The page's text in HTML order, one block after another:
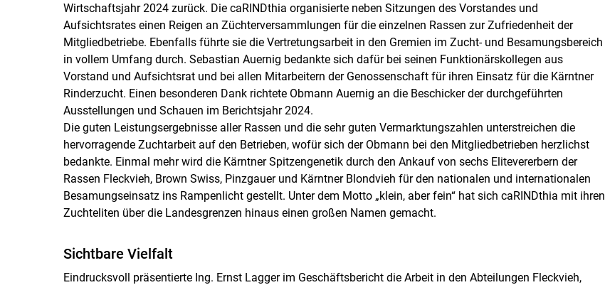
Wirtschaftsjahr 2024 zurück. Die caRINDthia organisierte neben Sitzungen des Vorstandes und
Aufsichtsrates einen Reigen an Züchterversammlungen für die einzelnen Rassen zur Zufriedenheit der
Mitgliedbetriebe. Ebenfalls führte sie die Vertretungsarbeit in den Gremien im Zucht- und Besamungsbereich
in vollem Umfang durch. Sebastian Auernig bedankte sich dafür bei seinen Funktionärskollegen aus
Vorstand und Aufsichtsrat und bei allen Mitarbeitern der Genossenschaft für ihren Einsatz für die Kärntner
Rinderzucht. Einen besonderen Dank richtete Obmann Auernig an die Beschicker der durchgeführten
Ausstellungen und Schauen im Berichtsjahr 2024.
Die guten Leistungsergebnisse aller Rassen und die sehr guten Vermarktungszahlen unterstreichen die
hervorragende Zuchtarbeit auf den Betrieben, wofür sich der Obmann bei den Mitgliedbetrieben herzlichst
bedankte. Einmal mehr wird die Kärntner Spitzengenetik durch den Ankauf von sechs Elitevererbern der
Rassen Fleckvieh, Brown Swiss, Pinzgauer und Kärntner Blondvieh für den nationalen und internationalen
Besamungseinsatz ins Rampenlicht gestellt. Unter dem Motto „klein, aber fein“ hat sich caRINDthia mit ihren
Zuchteliten über die Landesgrenzen hinaus einen großen Namen gemacht.
Sichtbare Vielfalt
Eindrucksvoll präsentierte Ing. Ernst Lagger im Geschäftsbericht die Arbeit in den Abteilungen Fleckvieh,